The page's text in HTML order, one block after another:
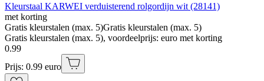
Kleurstaal KARWEI verduisterend rolgordijn wit (28141)
met korting
Gratis kleurstalen (max. 5)Gratis kleurstalen (max. 5)
Gratis kleurstalen (max. 5), voordeelprijs: euro met korting
0.99
Prijs: 0.99 euro